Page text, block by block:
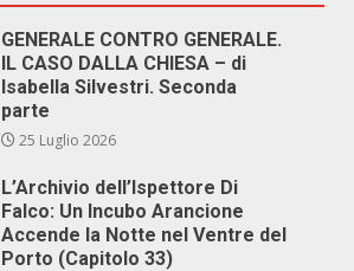
GENERALE CONTRO GENERALE.
IL CASO DALLA CHIESA – di
Isabella Silvestri. Seconda
parte
25 Luglio 2026
L’Archivio dell’Ispettore Di
Falco: Un Incubo Arancione
Accende la Notte nel Ventre del
Porto (Capitolo 33)